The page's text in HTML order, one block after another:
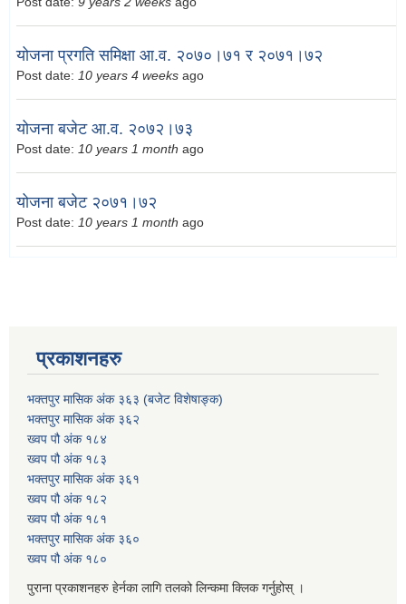
योजना प्रगति समिक्षा आ.व. २०७०।७१ र २०७१।७२
Post date: 10 years 4 weeks ago
योजना बजेट आ.व. २०७२।७३
Post date: 10 years 1 month ago
योजना बजेट २०७१।७२
Post date: 10 years 1 month ago
प्रकाशनहरु
भक्तपुर मासिक अंक ३६३ (बजेट विशेषाङ्क)
भक्तपुर मासिक अंक ३६२
ख्वप पौ अंक १८४
ख्वप पौ अंक १८३
भक्तपुर मासिक अंक ३६१
ख्वप पौ अंक १८२
ख्वप पौ अंक १८१
भक्तपुर मासिक अंक ३६०
ख्वप पौ अंक १८०
पुराना प्रकाशनहरु हेर्नका लागि तलको लिन्कमा क्लिक गर्नुहोस् ।